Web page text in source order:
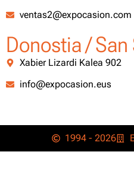
ventas2@expocasion.com
Donostia /
Xabier Lizardi Kalea 902
info@expocasion.eus
1994 - 2026